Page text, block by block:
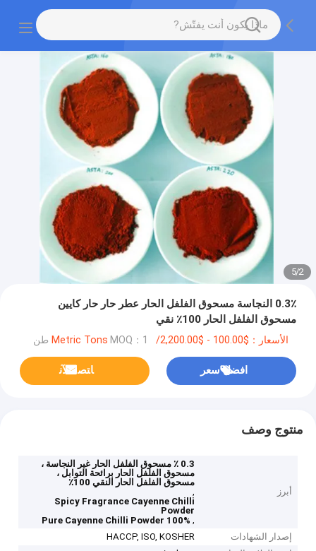
2
/
5
0.3٪ النجاسة مسحوق الفلفل الحار عطر حار حار كايين
مسحوق الفلفل الحار 100٪ نقي
الأسعار：$100.00 - $2,200.00/Metric Tons MOQ：1 طن
افضل سعر ﺎﺘﺼﻟ ﺍﻶﻧ
منتوج وصف
أبرز
0.3 ٪ مسحوق الفلفل الحار غير النجاسة ،
مسحوق الفلفل الحار برائحة التوابل ،
مسحوق الفلفل الحار النقي 100٪
,
Spicy Fragrance Cayenne Chilli
Powder
,
100% Pure Cayenne Chilli Powder
إصدار الشهادات
HACCP, ISO, KOSHER